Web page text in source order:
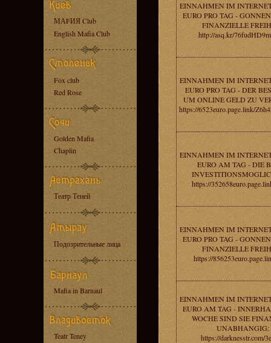
МАFИЯ Club
English Mafia Club
Fox club
Red Rose
Golden Mafia
Chaplin
Театр Теней
Подозрительные лица
Mafia in Barnaul
Teatr Teney
EINNAHMEN IM
EURO PRO TAG -
FINANZIELLE
http://asq.kr/
EINNAHMEN IM
EURO PRO TAG - DER
UM ONLINE GELD ZU
https://6523euro.page.link/
EINNAHMEN IM
EURO AM TAG - DIE
https://
EINNAHMEN IM
EURO PRO TAG -
FINANZIELLE
https://
EINNAHMEN IM
EURO AM TAG -
WOCHE SIND SIE
UNABHANGIG:
https://darknesstr.com/